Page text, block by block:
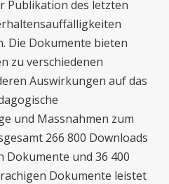
Publikation des letzten
Die Dokumente bieten
zu verschiedenen
Auswirkungen auf das
und Massnahmen zum
266 800 Downloads
Dokumente und 36 400
Dokumente leistet